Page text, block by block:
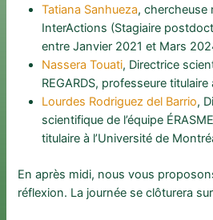
Tatiana Sanhueza, chercheuse
InterActions (Stagiaire
entre Janvier 2021 et Mars
Nassera Touati, Directrice
REGARDS, professeure titulaire
Lourdes Rodriguez del Barrio,
scientifique de l’équipe
titulaire à l’Université de
En après midi, nous vous
réflexion. La journée se clôturera